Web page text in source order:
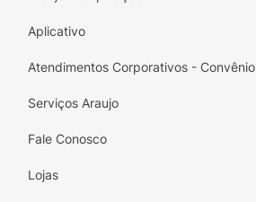
Aplicativo
Atendimentos Corporativos - Convênio
Serviços Araujo
Fale Conosco
Lojas